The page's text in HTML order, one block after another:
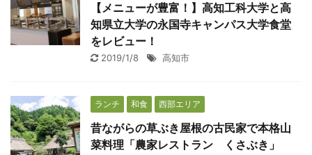
【メニューが豊富！】高知工科大学と高
知県立大学の永国寺キャンパス大学食堂
をレビュー！
2019/1/8 高知市
ランチ 和食 西部エリア
昔ながらの草ぶき屋根の古民家で本格山
菜料理「農家レストラン くさぶき」